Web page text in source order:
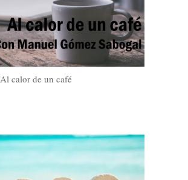
Al calor de un café